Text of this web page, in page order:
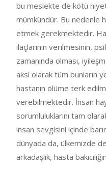
bu meslekte de kötü
mümkündür. Bu nedenle
etmek gerekmektedir.
ilaçlarının verilmesinin,
zamanında olması,
aksi olarak tüm bunların
hastanın ölüme terk
verebilmektedir. İnsan
sorumluluklarını tam
insan sevgisini içinde
dünyada da, ülkemizde
arkadaşlık, hasta